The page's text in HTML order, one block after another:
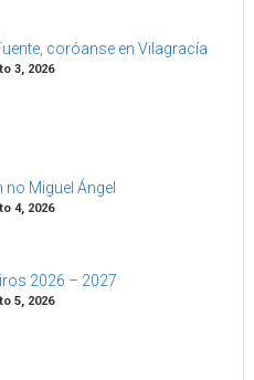
coróanse en Vilagracía
3, 2026
Miguel Ángel
4, 2026
2026 – 2027
5, 2026